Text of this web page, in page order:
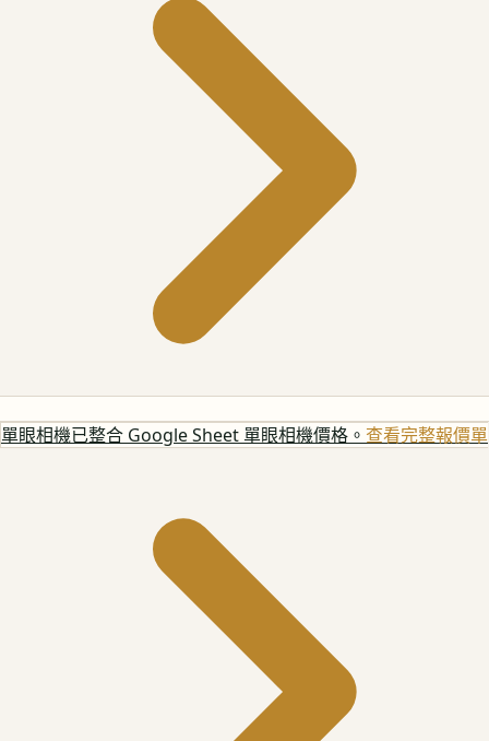
單眼相機已整合 Google Sheet 單眼相機價格。 查看完整報價單